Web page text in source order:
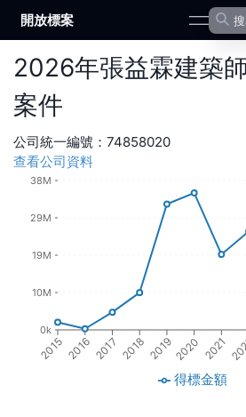
開放標案 open
2026年張益霖建築
案件
公司統一編號： 74858020
查看公司資料
2015 2016 2017 2018 20192020 2021
0k
10M
19M
29M
38M
得標金額